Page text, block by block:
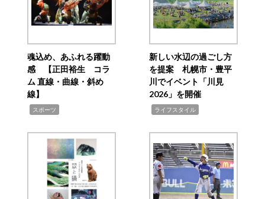
魂込め、あふれる躍動
感 【正田裕生 コラ
ム 直線・曲線・斜め
線】
スポーツ
新しい水辺の過ごし方
を提案 札幌市・豊平
川でイベント「川見
2026」を開催
ライフスタイル